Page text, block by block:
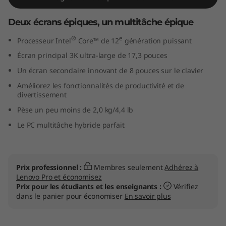
n
k
B
o
k
Deux écrans épiques, un multitâche épique
Processeur Intel® Core™ de 12e génération puissant
Écran principal 3K ultra-large de 17,3 pouces
Un écran secondaire innovant de 8 pouces sur le clavier
Améliorez les fonctionnalités de productivité et de
divertissement
Pèse un peu moins de 2,0 kg/4,4 lb
Le PC multitâche hybride parfait
Prix professionnel : Membres seulementAdhérez à
Lenovo Pro et économisez
Prix pour les étudiants et les enseignants :
Vérifiez
dans le panier pour économiser En savoir plus